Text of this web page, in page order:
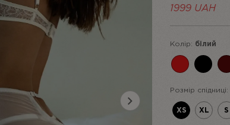
Next
1999 UAH
Колір: білий
Розмір спідниці:
XS XL S